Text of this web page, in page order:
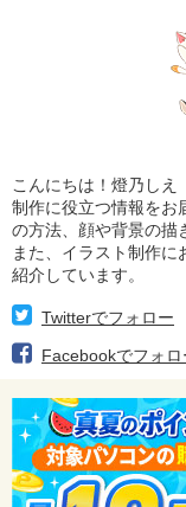
こんにちは！燈乃しえ
制作に役立つ情報をお
の方法、顔や背景の描
また、イラスト制作に
紹介しています。
Twitterでフォロー
Facebookでフォロ